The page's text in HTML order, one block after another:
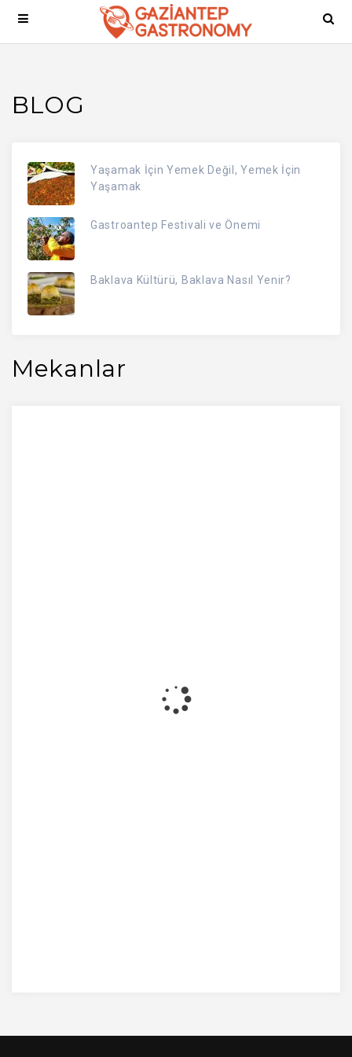
BLOG
Yaşamak İçin Yemek Değil, Yemek İçin
Yaşamak
Gastroantep Festivali ve Önemi
Baklava Kültürü, Baklava Nasıl Yenir?
Mekanlar